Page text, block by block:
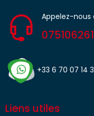
Appelez-nous
+33 6 70 07 14
Liens utiles